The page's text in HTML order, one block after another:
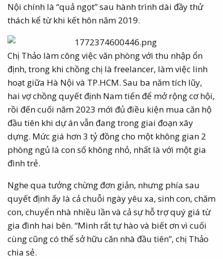
Nội chính là “quả ngọt” sau hành trình dài đầy thử
thách kể từ khi kết hôn năm 2019.
Chị Thảo làm công việc văn phòng với thu nhập ổn
định, trong khi chồng chị là freelancer, làm việc linh
hoạt giữa Hà Nội và TP.HCM. Sau ba năm tích lũy,
hai vợ chồng quyết định Nam tiến để mở rộng cơ hội,
rồi đến cuối năm 2023 mới đủ điều kiện mua căn hộ
đầu tiên khi dự án vẫn đang trong giai đoạn xây
dựng. Mức giá hơn 3 tỷ đồng cho một không gian 2
phòng ngủ là con số không nhỏ, nhất là với một gia
đình trẻ.
Nghe qua tưởng chừng đơn giản, nhưng phía sau
quyết định ấy là cả chuỗi ngày yêu xa, sinh con, chăm
con, chuyển nhà nhiều lần và cả sự hỗ trợ quý giá từ
gia đình hai bên. “Mình rất tự hào và biết ơn vì cuối
cùng cũng có thể sở hữu căn nhà đầu tiên”, chị Thảo
chia sẻ.